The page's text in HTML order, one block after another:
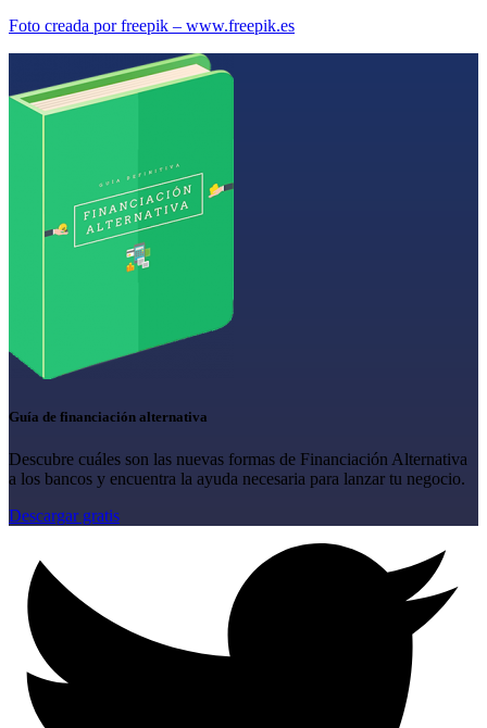
Foto creada por freepik – www.freepik.es
Guía de financiación alternativa
Descubre cuáles son las nuevas formas de Financiación Alternativa
a los bancos y encuentra la ayuda necesaria para lanzar tu negocio.
Descargar gratis